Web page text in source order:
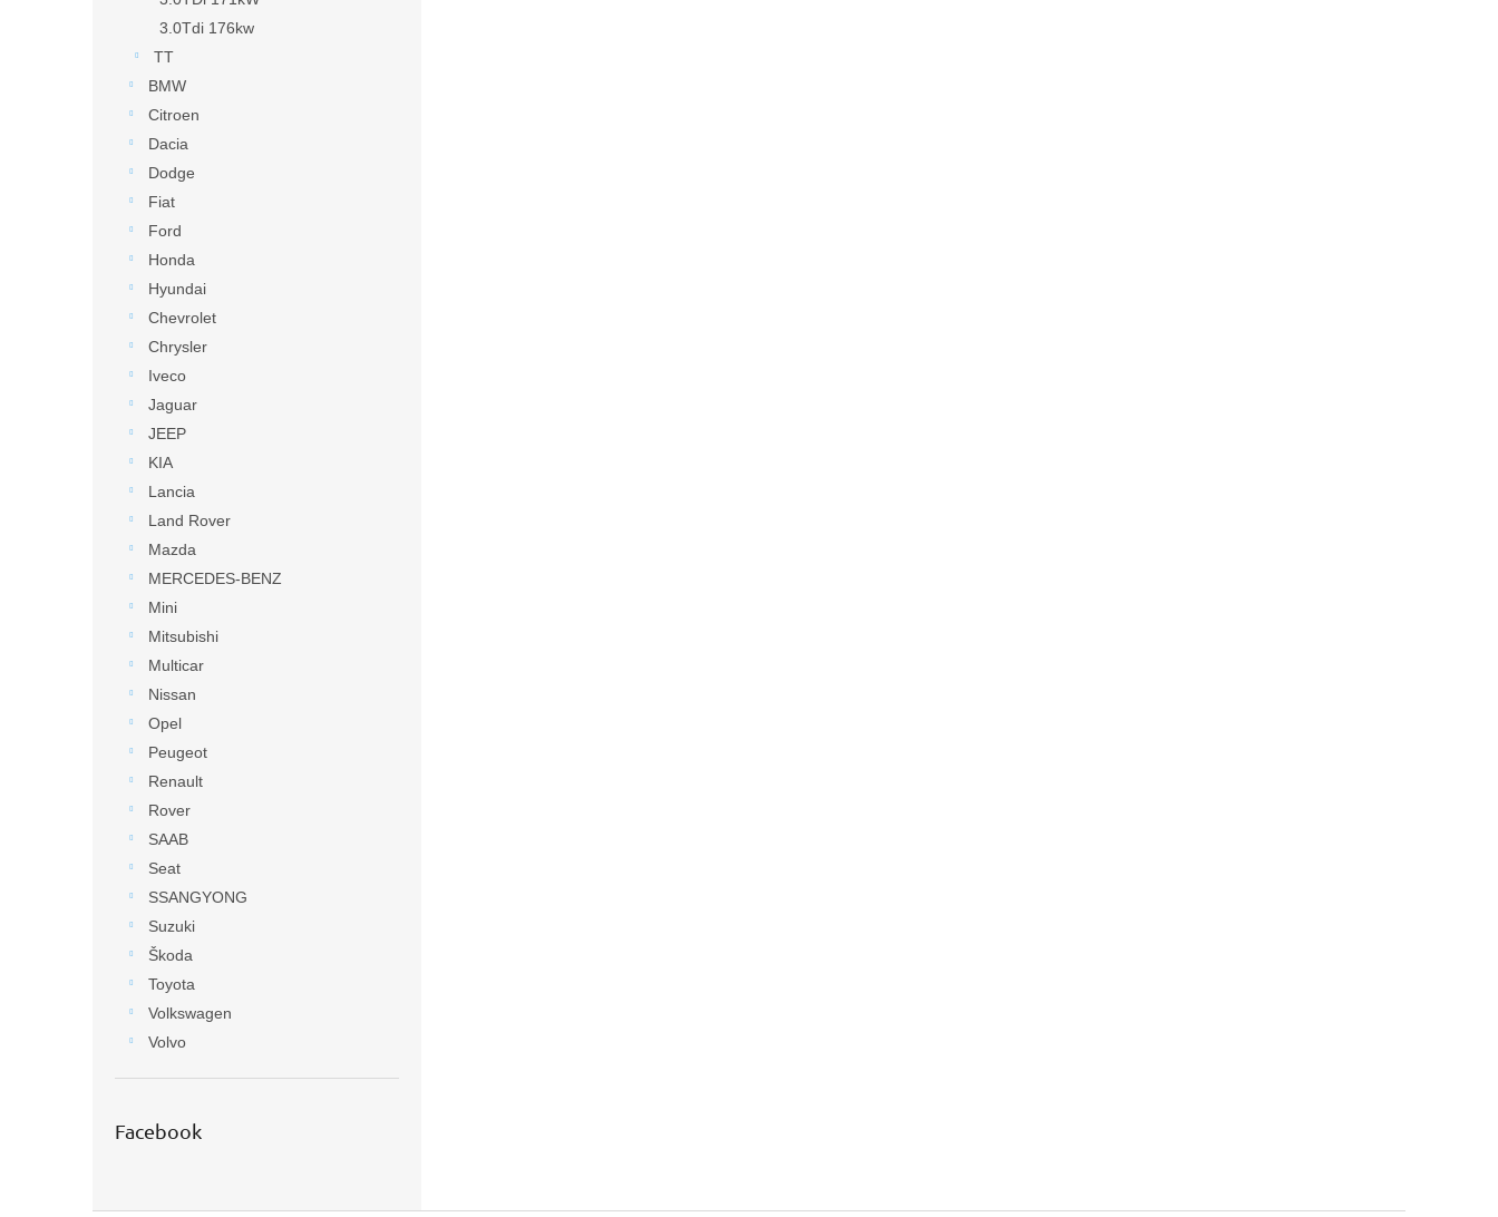
3.0Tdi 176kw
TT
BMW
Citroen
Dacia
Dodge
Fiat
Ford
Honda
Hyundai
Chevrolet
Chrysler
Iveco
Jaguar
JEEP
KIA
Lancia
Land Rover
Mazda
MERCEDES-BENZ
Mini
Mitsubishi
Multicar
Nissan
Opel
Peugeot
Renault
Rover
SAAB
Seat
SSANGYONG
Suzuki
Škoda
Toyota
Volkswagen
Volvo
Facebook